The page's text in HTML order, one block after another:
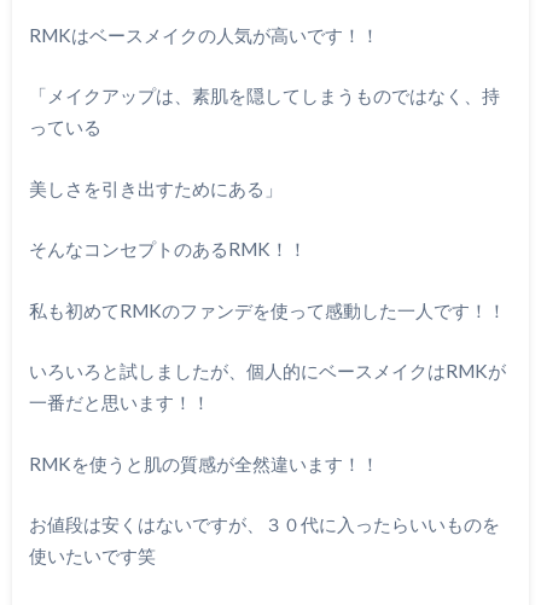
RMKはベースメイクの人気が高いです！！
「メイクアップは、素肌を隠してしまうものではなく、持
っている
美しさを引き出すためにある」
そんなコンセプトのあるRMK！！
私も初めてRMKのファンデを使って感動した一人です！！
いろいろと試しましたが、個人的にベースメイクはRMKが
一番だと思います！！
RMKを使うと肌の質感が全然違います！！
お値段は安くはないですが、３０代に入ったらいいものを
使いたいです笑